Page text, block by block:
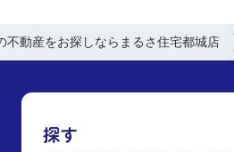
不動産をお探しならまるさ住宅都城店
探す